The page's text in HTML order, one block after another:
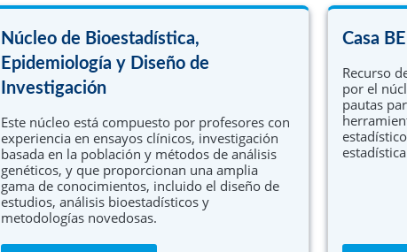
Capacitación del personal de investigación
investigación clínica en todo el espectro de
investigación traslacional, desde estudios
mecanísticos hasta investigación basada en la
población y en servicios de salud. El programa
integral combina el aprendizaje didáctico y el
trabajo de curso con una experiencia de
Más información
Núcleo de Bioestadística,
Epidemiología y Diseño de
Investigación
Este núcleo está compuesto por profesores con
experiencia en ensayos clínicos, investigación
basada en la población y métodos de análisis
genéticos, y que proporcionan una amplia
gama de conocimientos, incluido el diseño de
estudios, análisis bioestadísticos y
metodologías novedosas.
Casa
Recurso
por el
pautas